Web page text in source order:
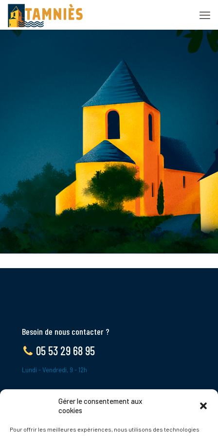
Gérer le consentement aux
cookies
Pour offrir les meilleures expériences, nous utilisons des technologies
Besoin de nous contacter ?
05 53 29 68 95
Lundi - Vendredi, 9 - 12h
24620 Tamniès